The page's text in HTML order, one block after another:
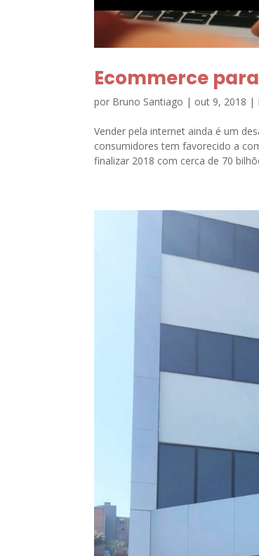
Ecommerce
por Bruno Santiago | out 9, 2018 |
Vender pela internet ainda é um
consumidores tem favorecido a
finalizar 2018 com cerca de 70